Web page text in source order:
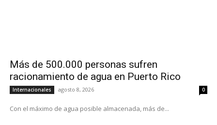
Más de 500.000 personas sufren
racionamiento de agua en Puerto Rico
Internacionales agosto 8, 2026 0
Con el máximo de agua posible almacenada, más de...